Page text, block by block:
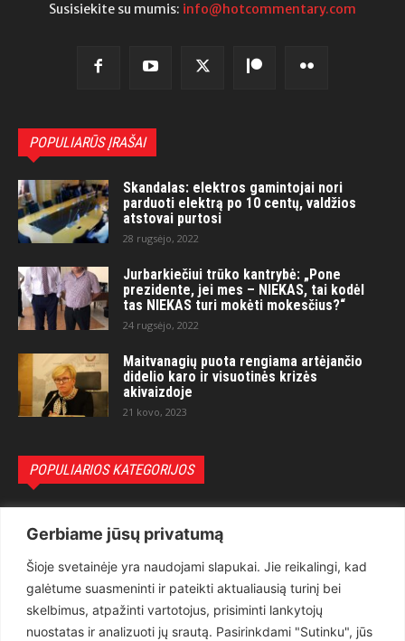
Gerbiame jūsų privatumą
Šioje svetainėje yra naudojami slapukai. Jie reikalingi, kad
galėtume suasmeninti ir pateikti aktualiausią turinį bei
skelbimus, atpažinti vartotojus, prisiminti lankytojų
nuostatas ir analizuoti jų srautą. Pasirinkdami "Sutinku", jūs
Susisiekite su mumis: info@hotcommentary.com
POPULIARŪS ĮRAŠAI
Skandalas: elektros gamintojai nori
parduoti elektrą po 10 centų, valdžios
atstovai purtosi
28 rugsėjo, 2022
Jurbarkiečiui trūko kantrybė: „Pone
prezidente, jei mes – NIEKAS, tai kodėl
tas NIEKAS turi mokėti mokesčius?“
24 rugsėjo, 2022
Maitvanagių puota rengiama artėjančio
didelio karo ir visuotinės krizės
akivaizdoje
21 kovo, 2023
POPULIARIOS KATEGORIJOS
Teisėsauga
1497
Aktualu
Lietuva
619